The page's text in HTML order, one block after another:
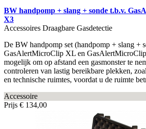
BW handpomp + slang + sonde t.b.v.
X3
Accessoires Draagbare Gasdetectie
De BW handpomp set (handpomp + slang +
GasAlertMicroClip XL en
mogelijk om op afstand een gasmonster te
controleren van lastig bereikbare plekken,
en technische ruimtes, voordat u de ruimte
Accessoire
Prijs € 134,00